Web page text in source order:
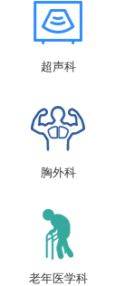
超声科
胸外科
老年医学科